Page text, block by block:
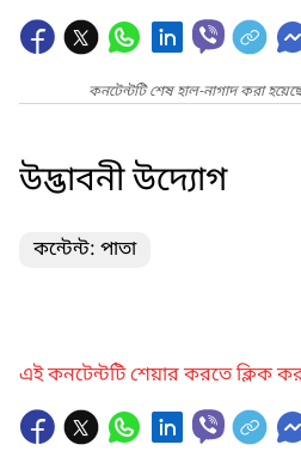
কনটেন্টটি শেষ হাল-নাগাদ করা
উদ্ভাবনী উদ্যোগ
কন্টেন্ট: পাতা
এই কনটেন্টটি শেয়ার করতে ক্লিক